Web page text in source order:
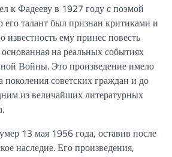
к Фадееву в 1927 году с поэмой
его талант был признан критиками и
ему принес повесть
на реальных событиях
Войны. Это произведение имело
советских граждан и до
из величайших литературных
13 мая 1956 года, оставив после
наследие. Его произведения,